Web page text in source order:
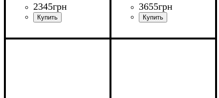
2345грн
Ширина: 46,4 см
3655грн
Ширина: 46 см